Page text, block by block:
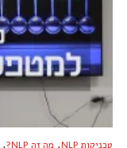
טכניקות NLP , מה זה NLP? ,